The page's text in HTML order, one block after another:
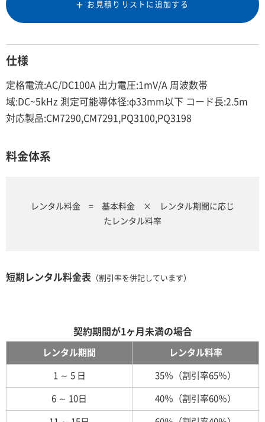
お見積りリストに追加する
仕様
定格電流:AC/DC100A 出力電圧:1mV/A 周波数帯
域:DC~5kHz 測定可能導体径:φ33mm以下 コード長:2.5m
対応製品:CM7290,CM7291,PQ3100,PQ3198
料金体系
レンタル料金 = 基本料金 × レンタル期間に応じ
たレンタル料率
短期レンタル料金表 （割引率を併記しています）
契約期間が1ヶ月未満の場合
レンタル期間 レンタル料率
1 ～ 5 日 35％（割引率65％）
6 ～ 10日 40％（割引率60％）